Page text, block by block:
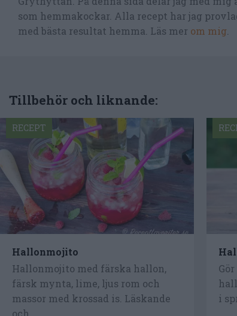
som hemmakockar. Alla recept har jag
med bästa resultat hemma. Läs mer om mig
Tillbehör och liknande:
Hallonmojito
Hallonmojito med färska hallon,
färsk mynta, lime, ljus rom och
massor med krossad is. Läskande
och...
RECEPT
i